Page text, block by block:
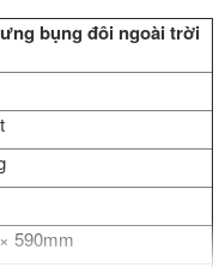
bụng đôi ngoài trời
590mm